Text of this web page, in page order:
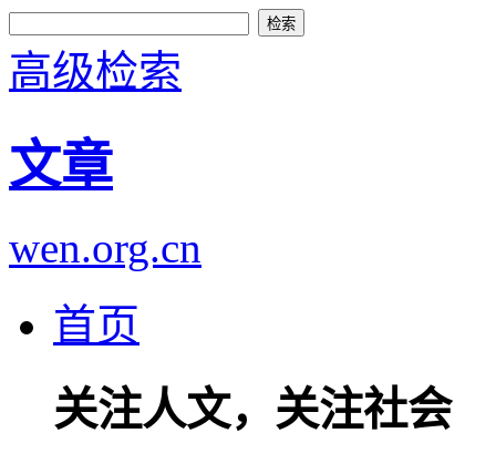
高级检索
文章
wen.org.cn
首页
关注人文，关注社会